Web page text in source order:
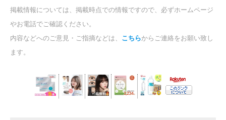
掲載情報については、掲載時点での情報ですので、必ずホームページ
やお電話でご確認ください。
内容などへのご意見・ご指摘などは、 こちらからご連絡をお願い致し
ます。